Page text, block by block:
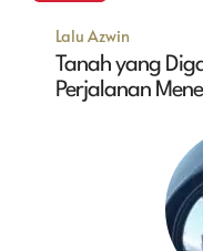
Lalu Azwin
Tanah yang
Perjalanan